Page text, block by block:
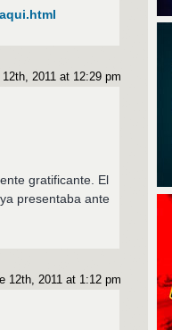
2011 at 12:29 pm
gratificante. El
presentaba ante
12th, 2011 at 1:12 pm